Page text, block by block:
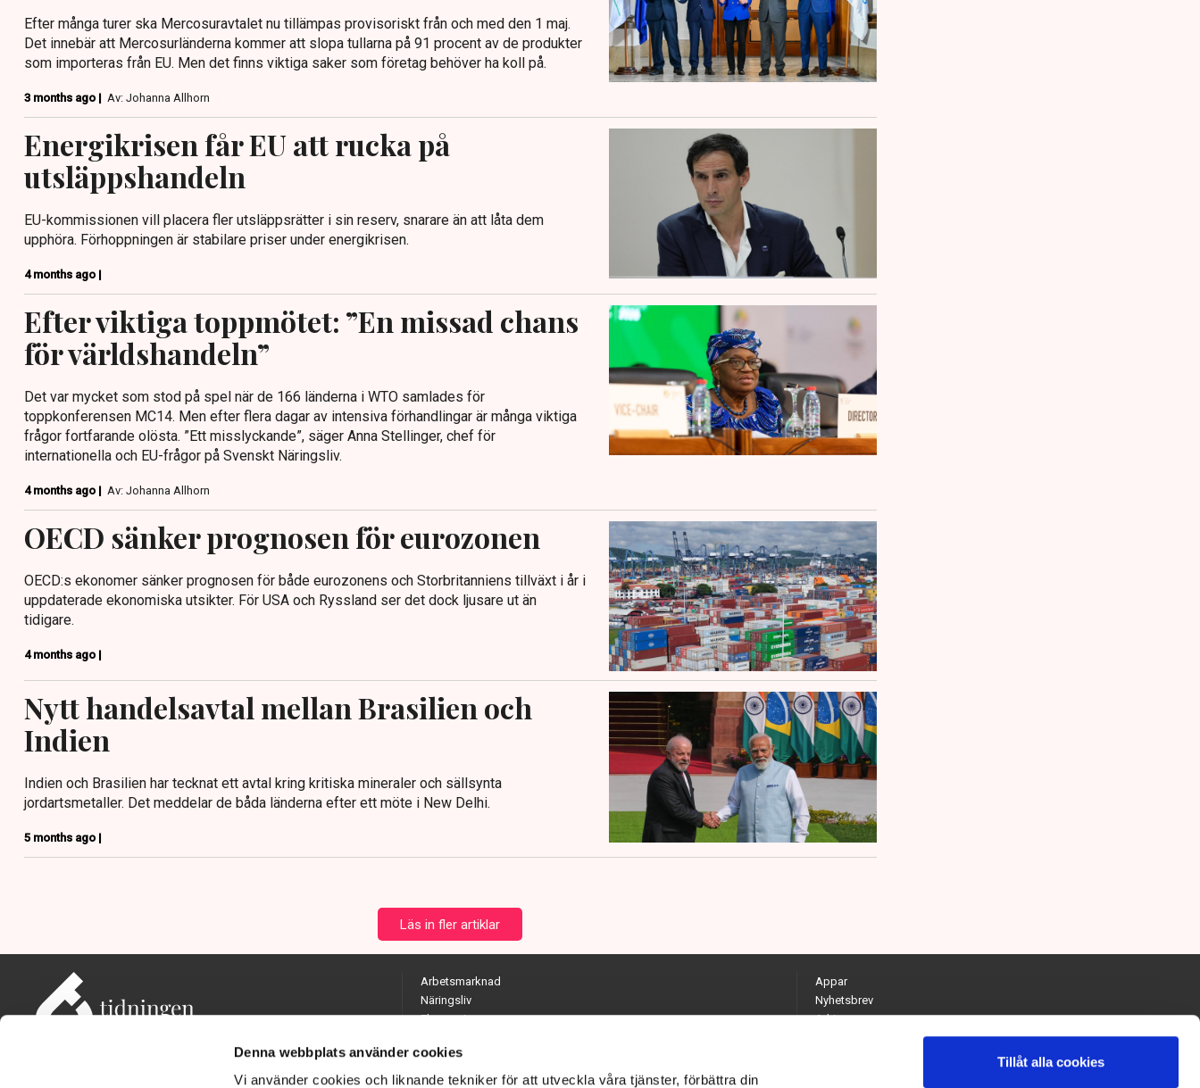
Denna webbplats använder cookies
Vi använder cookies och liknande tekniker för att utveckla våra tjänster, förbättra din
Tillåt alla cookies
Efter många turer ska Mercosuravtalet nu tillämpas provisoriskt från och med den 1 maj.
Det innebär att Mercosurländerna kommer att slopa tullarna på 91 procent av de produkter
som importeras från EU. Men det finns viktiga saker som företag behöver ha koll på.
3 months ago | Av: Johanna Allhorn
Energikrisen får EU att rucka på
utsläppshandeln
EU-kommissionen vill placera fler utsläppsrätter i sin reserv, snarare än att låta dem
upphöra. Förhoppningen är stabilare priser under energikrisen.
4 months ago |
Efter viktiga toppmötet: ”En missad chans
för världshandeln”
Det var mycket som stod på spel när de 166 länderna i WTO samlades för
toppkonferensen MC14. Men efter flera dagar av intensiva förhandlingar är många viktiga
frågor fortfarande olösta. ”Ett misslyckande”, säger Anna Stellinger, chef för
internationella och EU-frågor på Svenskt Näringsliv.
4 months ago | Av: Johanna Allhorn
OECD sänker prognosen för eurozonen
OECD:s ekonomer sänker prognosen för både eurozonens och Storbritanniens tillväxt i år i
uppdaterade ekonomiska utsikter. För USA och Ryssland ser det dock ljusare ut än
tidigare.
4 months ago |
Nytt handelsavtal mellan Brasilien och
Indien
Indien och Brasilien har tecknat ett avtal kring kritiska mineraler och sällsynta
jordartsmetaller. Det meddelar de båda länderna efter ett möte i New Delhi.
5 months ago |
Läs in fler artiklar
Arbetsmarknad
Näringsliv
Ekonomi
Opinion
Hållbarhet
Appar
Nyhetsbrev
Arkiv
Kontakta redaktionen